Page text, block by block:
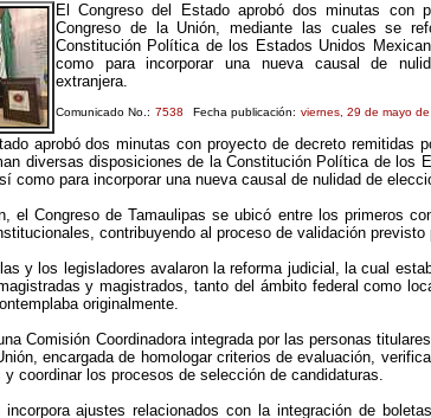
El Congreso del Estado aprobó dos minutas con
Congreso de la Unión, mediante las cuales se
Constitución Política de los Estados Unidos
como para incorporar una nueva causal de
extranjera.
Comunicado No.: 7538 Fecha publicación: viernes, 29 de mayo
aprobó dos minutas con proyecto de decreto remitidas
diversas disposiciones de la Constitución Política de los
como para incorporar una nueva causal de nulidad de
el Congreso de Tamaulipas se ubicó entre los primeros
contribuyendo al proceso de validación
y los legisladores avalaron la reforma judicial, la cual
y magistrados, tanto del ámbito federal como
originalmente.
Comisión Coordinadora integrada por las personas
encargada de homologar criterios de evaluación,
y coordinar los procesos de selección de candidaturas.
incorpora ajustes relacionados con la integración de